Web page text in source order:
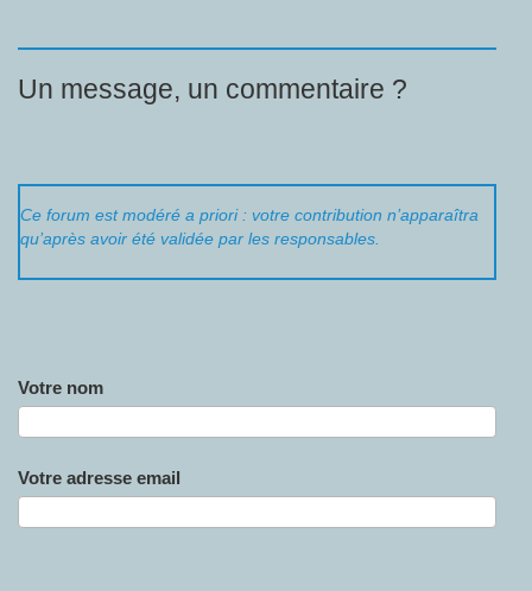
Un message, un commentaire ?
Ce forum est modéré a priori : votre contribution n’apparaîtra
qu’après avoir été validée par les responsables.
Votre nom
Votre adresse email